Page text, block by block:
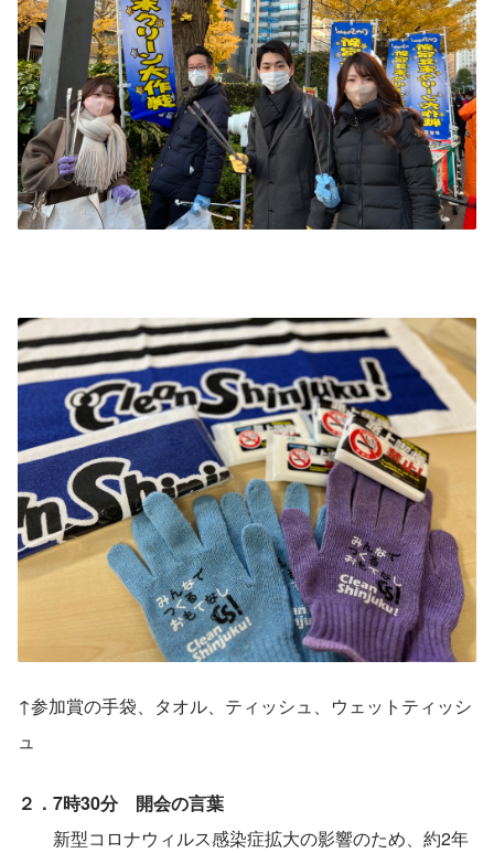
↑参加賞の手袋、タオル、ティッシュ、ウェットティッシ
ュ
２．7時30分　開会の言葉
新型コロナウィルス感染症拡大の影響のため、約2年